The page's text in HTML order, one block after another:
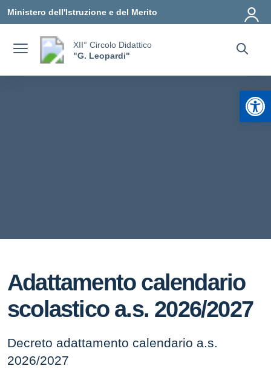
Ministero dell'Istruzione e del Merito
XII° Circolo Didattico
"G. Leopardi"
Adattamento calendario
scolastico a.s. 2026/2027
Decreto adattamento calendario a.s.
2026/2027